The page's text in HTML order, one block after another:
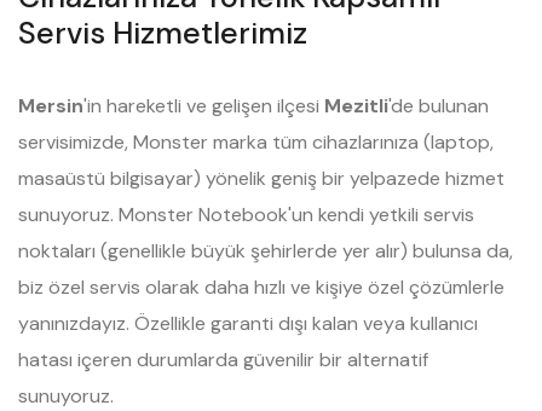
Servis Hizmetlerimiz
Mersin'in hareketli ve gelişen ilçesi Mezitli'de bulunan
servisimizde, Monster marka tüm cihazlarınıza (laptop,
masaüstü bilgisayar) yönelik geniş bir yelpazede hizmet
sunuyoruz. Monster Notebook'un kendi yetkili servis
noktaları (genellikle büyük şehirlerde yer alır) bulunsa da,
biz özel servis olarak daha hızlı ve kişiye özel çözümlerle
yanınızdayız. Özellikle garanti dışı kalan veya kullanıcı
hatası içeren durumlarda güvenilir bir alternatif
sunuyoruz.